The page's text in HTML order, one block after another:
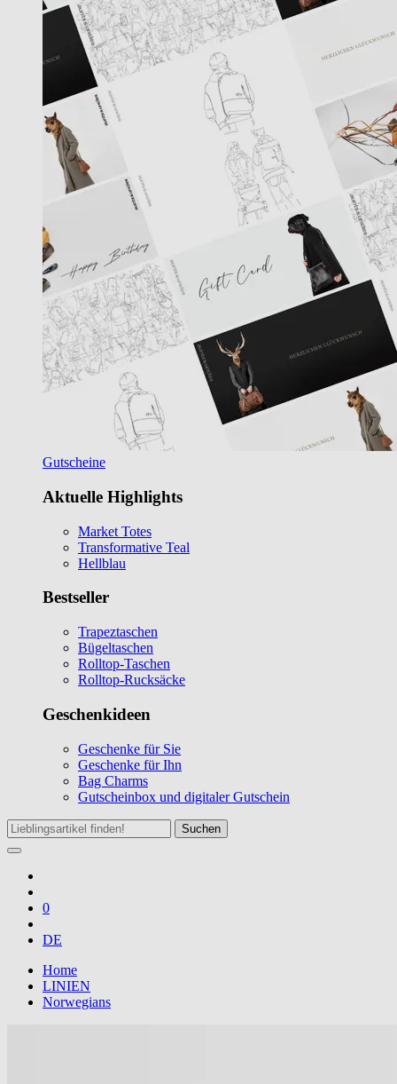
Gutscheine
Aktuelle Highlights
Market Totes
Transformative Teal
Hellblau
Bestseller
Trapeztaschen
Bügeltaschen
Rolltop-Taschen
Rolltop-Rucksäcke
Geschenkideen
Geschenke für Sie
Geschenke für Ihn
Bag Charms
Gutscheinbox und digitaler Gutschein
Suchen
0
DE
Home
LINIEN
Norwegians